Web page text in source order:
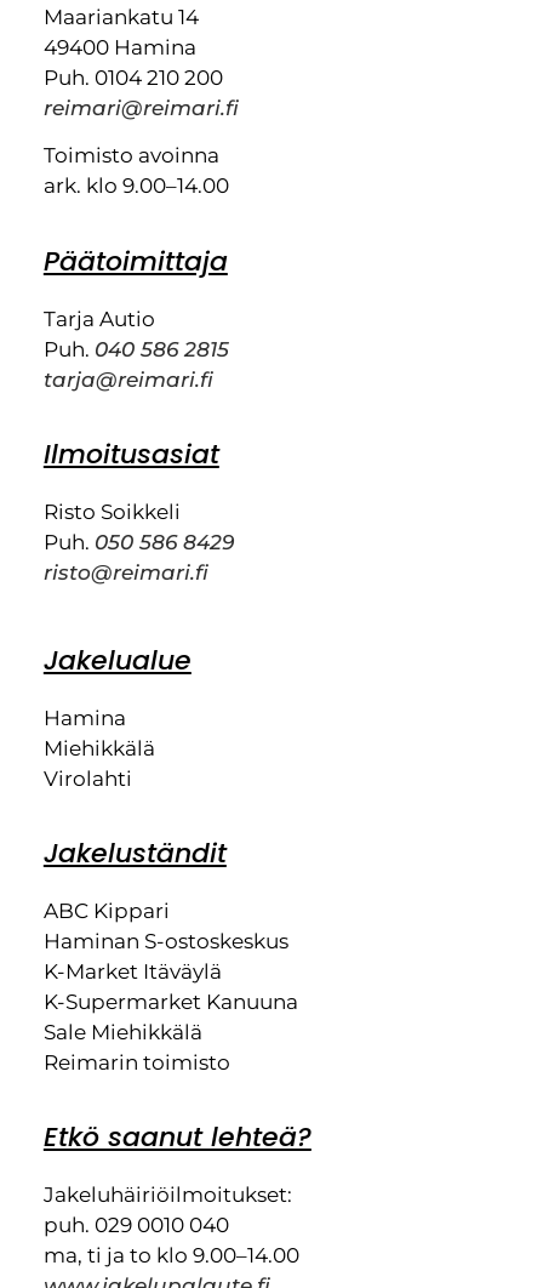
Maariankatu 14
49400 Hamina
Puh. 0104 210 200
reimari@reimari.fi
Toimisto avoinna
ark. klo 9.00–14.00
Päätoimittaja
Tarja Autio
Puh. 040 586 2815
tarja@reimari.fi
Ilmoitusasiat
Risto Soikkeli
Puh. 050 586 8429
risto@reimari.fi
Jakelualue
Hamina
Miehikkälä
Virolahti
Jakeluständit
ABC Kippari
Haminan S-ostoskeskus
K-Market Itäväylä
K-Supermarket Kanuuna
Sale Miehikkälä
Reimarin toimisto
Etkö saanut lehteä?
Jakeluhäiriöilmoitukset:
puh. 029 0010 040
ma, ti ja to klo 9.00–14.00